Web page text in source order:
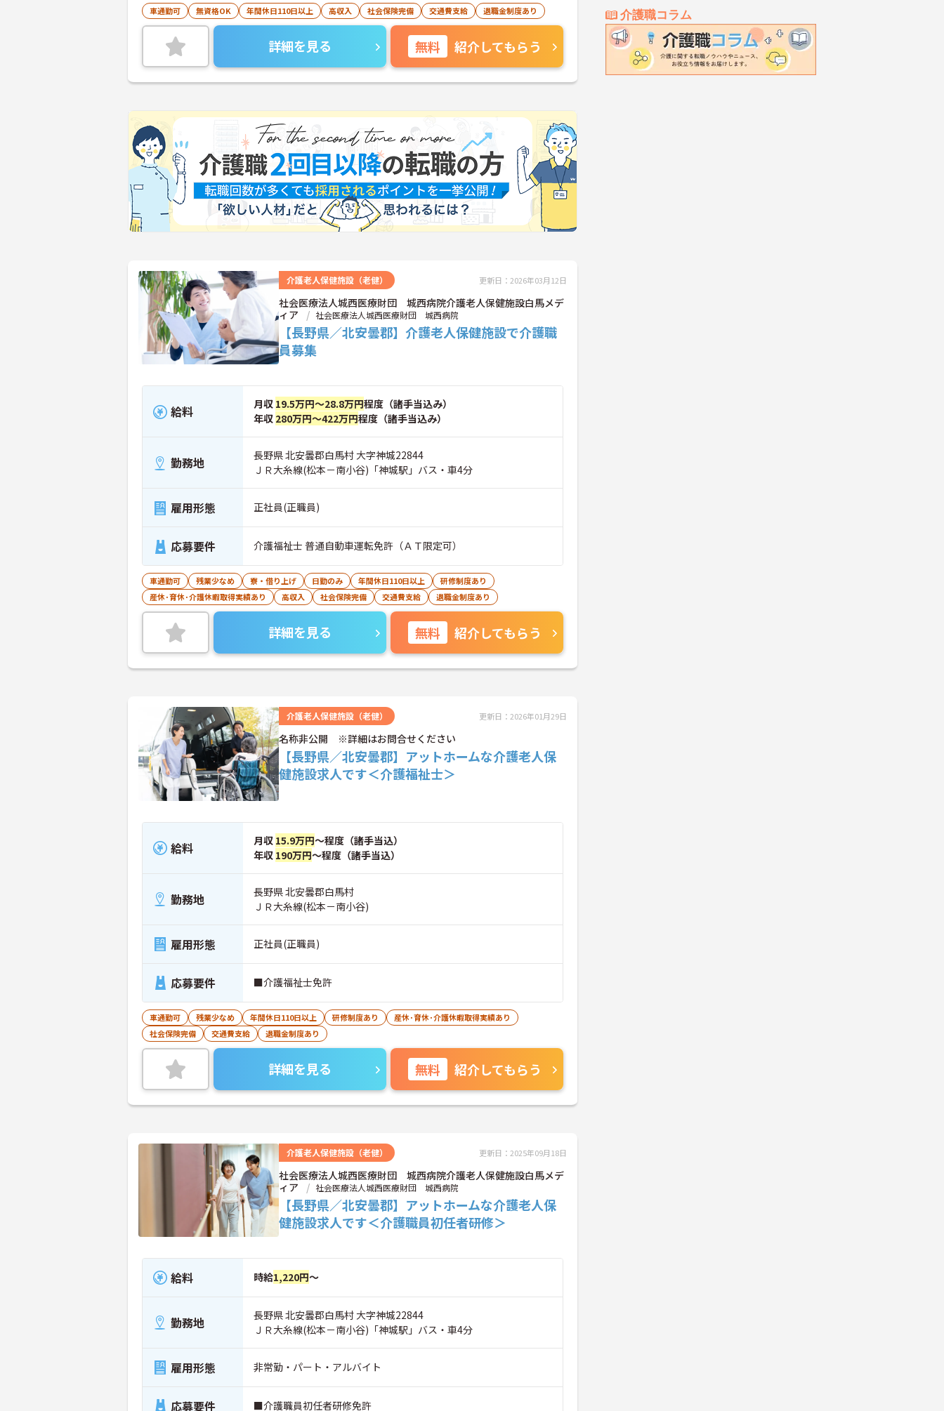
介護職コラム
車通勤可 無資格OK 年間休日110日以上 高収入 社会保険完備 交通費支給 退職金制度あり
詳細を見る 無料 紹介してもらう
介護老人保健施設（老健） 更新日：2026年03月12日
社会医療法人城西医療財団 城西病院介護老人保健施設白馬メデ
ィア
社会医療法人城西医療財団 城西病院
【長野県／北安曇郡】介護老人保健施設で介護職
員募集
給料 月収 19.5万円～28.8万円程度（諸手当込み）
年収 280万円～422万円程度（諸手当込み）
勤務地
長野県 北安曇郡白馬村 大字神城22844
ＪＲ大糸線(松本－南小谷)「神城駅」バス・車4分
雇用形態 正社員(正職員)
応募要件 介護福祉士 普通自動車運転免許（ＡＴ限定可）
車通勤可 残業少なめ 寮・借り上げ 日勤のみ 年間休日110日以上
研修制度あり
産休･育休･介護休暇取得実績あり
高収入 社会保険完備 交通費支給 退職金制度あり
詳細を見る 無料 紹介してもらう
介護老人保健施設（老健） 更新日：2026年01月29日
名称非公開 ※詳細はお問合せください
【長野県／北安曇郡】アットホームな介護老人保
健施設求人です＜介護福祉士＞
給料 月収 15.9万円～程度（諸手当込）
年収 190万円～程度（諸手当込）
勤務地
長野県 北安曇郡白馬村
ＪＲ大糸線(松本－南小谷)
雇用形態 正社員(正職員)
応募要件 ■介護福祉士免許
車通勤可 残業少なめ 年間休日110日以上 研修制度あり
産休･育休･介護休暇取得実績あり
社会保険完備
交通費支給 退職金制度あり
詳細を見る 無料 紹介してもらう
介護老人保健施設（老健） 更新日：2025年09月18日
社会医療法人城西医療財団 城西病院介護老人保健施設白馬メデ
ィア
社会医療法人城西医療財団 城西病院
【長野県／北安曇郡】アットホームな介護老人保
健施設求人です＜介護職員初任者研修＞
給料 時給1,220円～
勤務地
長野県 北安曇郡白馬村 大字神城22844
ＪＲ大糸線(松本－南小谷)「神城駅」バス・車4分
雇用形態 非常勤・パート・アルバイト
応募要件 ■介護職員初任者研修免許